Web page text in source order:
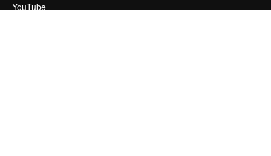
YouTube